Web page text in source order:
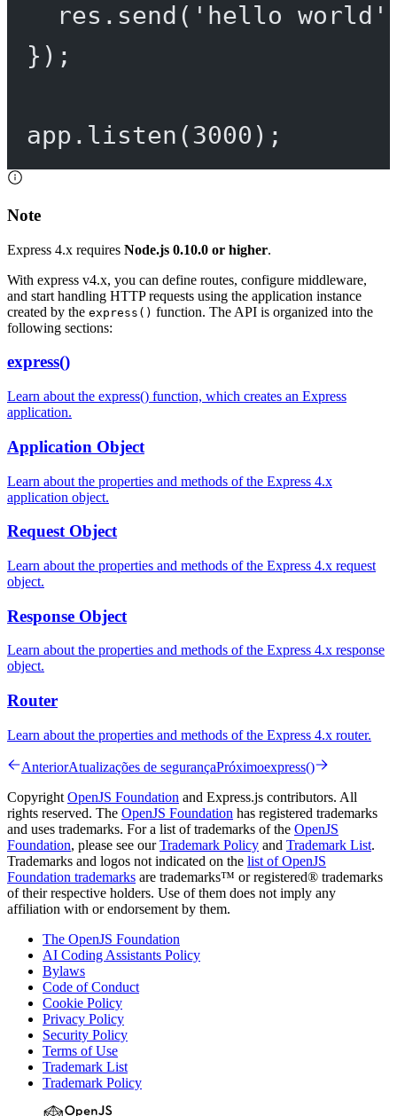
res. send ( 'hello world'
});
app. listen (3000 );
Note
Express 4.x requires Node.js 0.10.0 or higher.
With express v4.x, you can define routes, configure middleware,
and start handling HTTP requests using the application instance
created by the express() function. The API is organized into the
following sections:
express()
Learn about the express() function, which creates an Express
application.
Application Object
Learn about the properties and methods of the Express 4.x
application object.
Request Object
Learn about the properties and methods of the Express 4.x request
object.
Response Object
Learn about the properties and methods of the Express 4.x response
object.
Router
Learn about the properties and methods of the Express 4.x router.
AnteriorAtualizações de segurançaPróximoexpress()
Copyright OpenJS Foundation and Express.js contributors. All
rights reserved. The OpenJS Foundation has registered trademarks
and uses trademarks. For a list of trademarks of the OpenJS
Foundation, please see ourTrademark Policy and Trademark List.
Trademarks and logos not indicated on the list of OpenJS
Foundation trademarks are trademarks™ or registered® trademarks
of their respective holders. Use of them does not imply any
affiliation with or endorsement by them.
The OpenJS Foundation
AI Coding Assistants Policy
Bylaws
Code of Conduct
Cookie Policy
Privacy Policy
Security Policy
Terms of Use
Trademark List
Trademark Policy